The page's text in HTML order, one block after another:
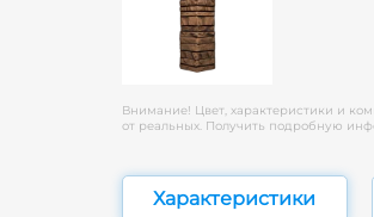
Внимание! Цвет, характеристики и
от реальных. Получить подробную
Характеристики